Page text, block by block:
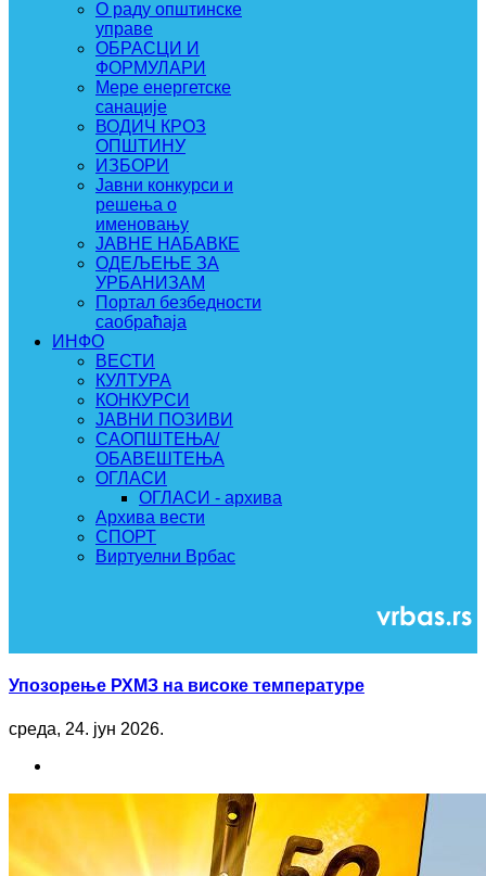
О раду општинске
управе
ОБРАСЦИ И
ФОРМУЛАРИ
Мере енергетске
санације
ВОДИЧ КРОЗ
ОПШТИНУ
ИЗБОРИ
Јавни конкурси и
решења о
именовању
ЈАВНЕ НАБАВКЕ
ОДЕЉЕЊЕ ЗА
УРБАНИЗАМ
Портал безбедности
саобраћаја
ИНФО
ВЕСТИ
КУЛТУРА
КОНКУРСИ
ЈАВНИ ПОЗИВИ
САОПШТЕЊА/
ОБАВЕШТЕЊА
ОГЛАСИ
ОГЛАСИ - архива
Архива вести
СПОРТ
Виртуелни Врбас
Упозорење РХМЗ на високе температуре
среда, 24. јун 2026.